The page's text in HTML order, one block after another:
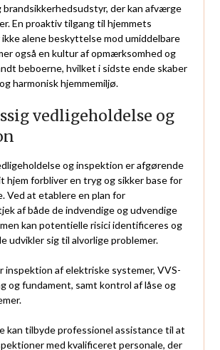
der kan afværge
En proaktiv tilgang til hjemmets
alene beskyttelse mod umiddelbare
også en kultur af opmærksomhed og
beboerne, hvilket i sidste ende skaber
harmonisk hjemmemiljø.
vedligeholdelse og
og inspektion er afgørende
hjem forbliver en tryg og sikker base for
Ved at etablere en plan for
af både de indvendige og udvendige
kan potentielle risici identificeres og
udvikler sig til alvorlige problemer.
inspektion af elektriske systemer, VVS-
og fundament, samt kontrol af låse og
kan tilbyde professionel assistance til at
med kvalificeret personale, der